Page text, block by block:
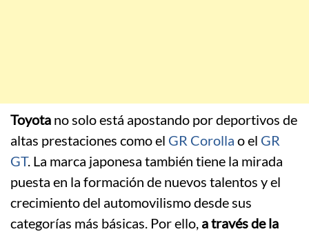
Toyota no solo está apostando por deportivos de
altas prestaciones como el GR Corolla o el GR
GT. La marca japonesa también tiene la mirada
puesta en la formación de nuevos talentos y el
crecimiento del automovilismo desde sus
categorías más básicas. Por ello, a través de la